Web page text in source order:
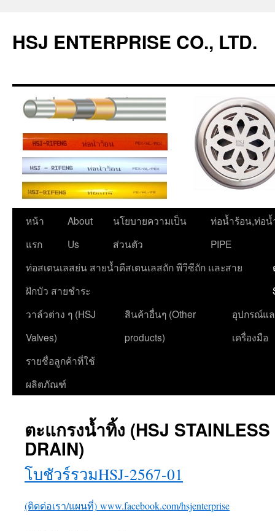
ยัง
เนื้อหา
HSJ ENTERPRISE CO., LTD.
หน้า
แรก
About
Us
นโยบายความเป็น
ส่วนตัว
ท่อน้ำร้อน,ท่อน้
PIPE
ท่อสเตนเลสย่น สายน้ำดีสเตนเลสถัก พีวีซีถัก และสาย
ฝักบัว สายชำระ
วาล์วต่าง ๆ (HSJ
Valves)
สินค้าอื่นๆ (Other
products)
อุปกรณ์แ
เครื่องมือ
รายชื่อลูกค้าที่ใช้
ผลิตภัณฑ์
ตะแกรงน้ำทิ้ง (HSJ
DRAIN)
โบชัวร์รวมHSJ-2567-01
(ติดต่อเรา/แผนที่) www.facebook.com/hsjenterprise